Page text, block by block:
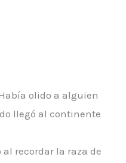
olido a alguien
llegó al continente
al recordar la raza de